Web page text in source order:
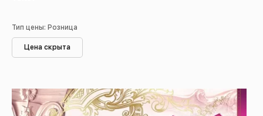
Тип цены: Розница
Цена скрыта